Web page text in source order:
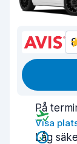
På
Visa
Låg